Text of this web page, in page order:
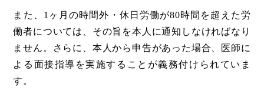
また、1ヶ月の時間外・休日労働が80時間を超えた労
働者については、その旨を本人に通知しなければなり
ません。さらに、本人から申告があった場合、医師に
よる面接指導を実施することが義務付けられていま
す。